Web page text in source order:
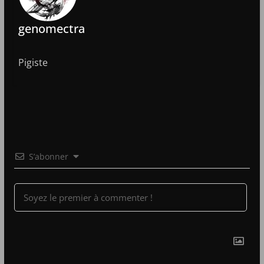
genomectra
Pigiste
S’abonner